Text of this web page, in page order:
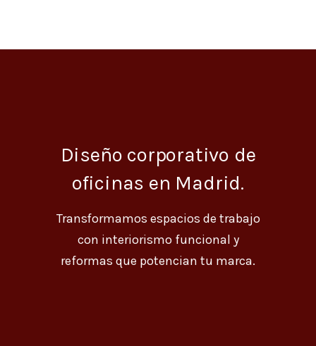
Diseño corporativo de
oficinas en Madrid.
Transformamos espacios de trabajo
con interiorismo funcional y
reformas que potencian tu marca.